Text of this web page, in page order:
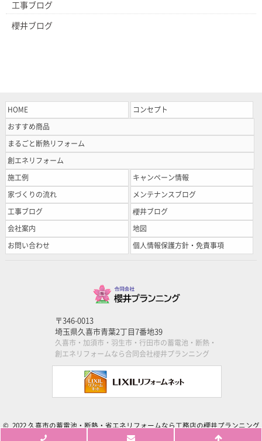
工事ブログ
櫻井ブログ
HOME コンセプト
おすすめ商品
まるごと断熱リフォーム
創エネリフォーム
施工例 キャンペーン情報
家づくりの流れ メンテナンスブログ
工事ブログ 櫻井ブログ
会社案内 地図
お問い合わせ 個人情報保護方針・免責事項
〒346-0013
埼玉県久喜市青葉2丁目7番地39
久喜市・加須市・羽生市・行田市の蓄電池・断熱・
創エネリフォームなら合同会社櫻井プランニング
© 2022 久喜市の蓄電池・断熱・省エネリフォームなら工務店の櫻井プランニング